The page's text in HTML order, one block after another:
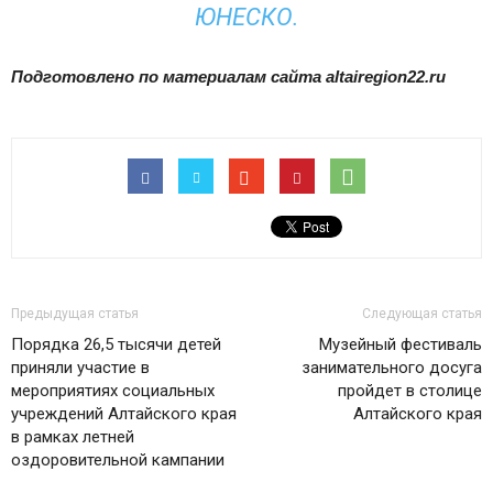
ЮНЕСКО.
Подготовлено по материалам сайта altairegion22.ru
Предыдущая статья
Порядка 26,5 тысячи детей
приняли участие в
мероприятиях социальных
учреждений Алтайского края
в рамках летней
оздоровительной кампании
Следующая статья
Музейный фестиваль
занимательного досуга
пройдет в столице
Алтайского края